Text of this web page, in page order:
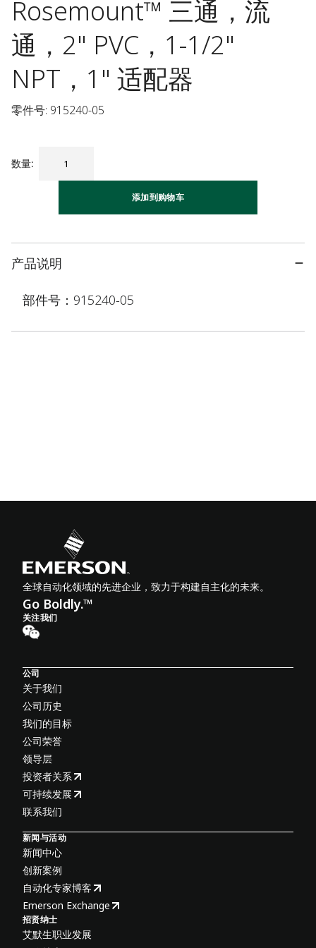
Rosemount™ 三通，流
通，2" PVC，1-1/2"
NPT，1" 适配器
零件号: 915240-05
数量:
添加到购物车
产品说明
部件号：915240-05
全球自动化领域的先进企业，致力于构建自主化的未来。
Go Boldly.™
关注我们
公司
关于我们
公司历史
我们的目标
公司荣誉
领导层
投资者关系
可持续发展
联系我们
新闻与活动
新闻中心
创新案例
自动化专家博客
Emerson Exchange
招贤纳士
艾默生职业发展